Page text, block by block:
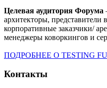
Целевая аудитория Форума
архитекторы, представители
корпоративные заказчики/
менеджеры коворкингов и
ПОДРОБНЕЕ О TESTING
Контакты